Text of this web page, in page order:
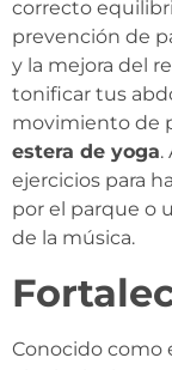
correcto
prevención de
y la mejora del
tonificar tus
movimiento de
estera de yoga.
ejercicios para
por el parque o
de la música.
Conocido como